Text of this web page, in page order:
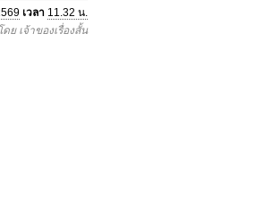
เวลา 11.32 น.
ย เจ้าของเรื่องสั้น